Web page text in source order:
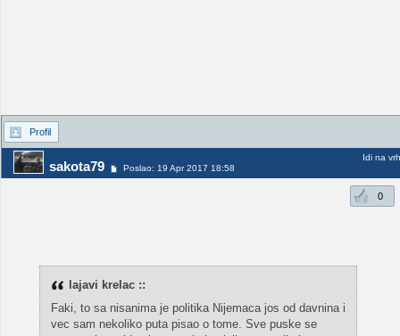
Profil
sakota79 Poslao: 19 Apr 2017 18:58
Idi na vrh
0
lajavi krelac ::
Faki, to sa nisanima je politika Nijemaca jos od davnina i
vec sam nekoliko puta pisao o tome. Sve puske se